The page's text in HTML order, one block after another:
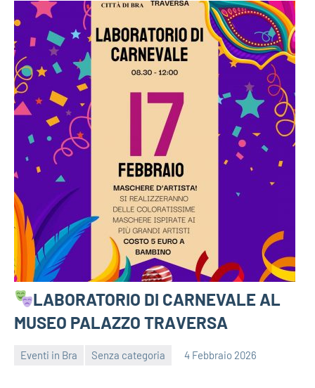
LABORATORIO DI CARNEVALE AL
MUSEO PALAZZO TRAVERSA
Eventi in Bra Senza categoria 4 Febbraio 2026